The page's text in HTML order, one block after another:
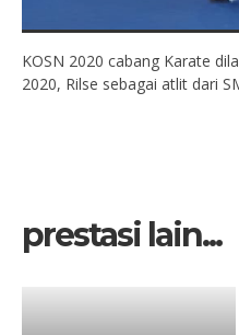
KOSN 2020 cabang Karate
2020, Rilse sebagai atlit dari
prestasi lain...